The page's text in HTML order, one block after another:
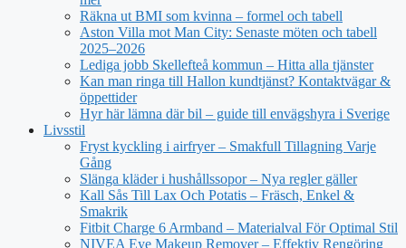
Räkna ut BMI som kvinna – formel och tabell
Aston Villa mot Man City: Senaste möten och tabell
2025–2026
Lediga jobb Skellefteå kommun – Hitta alla tjänster
Kan man ringa till Hallon kundtjänst? Kontaktvägar &
öppettider
Hyr här lämna där bil – guide till envägshyra i Sverige
Livsstil
Fryst kyckling i airfryer – Smakfull Tillagning Varje
Gång
Slänga kläder i hushållssopor – Nya regler gäller
Kall Sås Till Lax Och Potatis – Fräsch, Enkel &
Smakrik
Fitbit Charge 6 Armband – Materialval För Optimal Stil
NIVEA Eye Makeup Remover – Effektiv Rengöring